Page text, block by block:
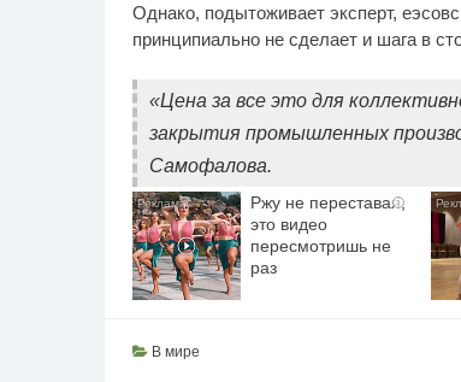
Однако, подытоживает эксперт,
принципиально не сделает и шага в
«Цена за все это для
закрытия промышленных
Самофалова.
i
Ржу не переставая,
это видео
пересмотришь не
раз
В мире